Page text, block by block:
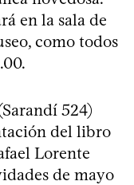
en la sala de
como todos
524)
del libro
Lorente
de mayo